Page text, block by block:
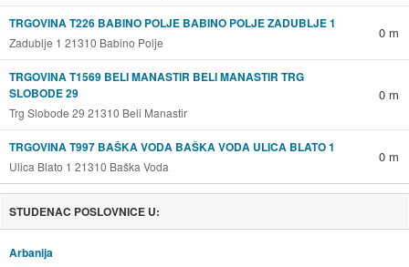
TRGOVINA T226 BABINO POLJE BABINO POLJE ZADUBLJE 1
Zadublje 1 21310 Babino Polje
0 m
TRGOVINA T1569 BELI MANASTIR BELI MANASTIR TRG
SLOBODE 29
Trg Slobode 29 21310 Beli Manastir
0 m
TRGOVINA T997 BAŠKA VODA BAŠKA VODA ULICA BLATO 1
Ulica Blato 1 21310 Baška Voda
0 m
STUDENAC POSLOVNICE U:
Arbanija